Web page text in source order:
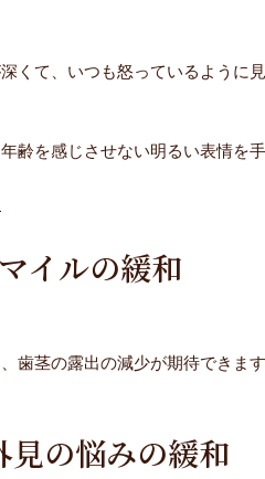
くて、いつも怒っているように
を感じさせない明るい表情を
イルの緩和
茎の露出の減少が期待できま
見の悩みの緩和